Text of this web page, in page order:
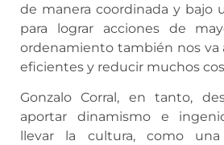
de manera coordinada y bajo
para lograr acciones de
ordenamiento también nos va
eficientes y reducir muchos
Gonzalo Corral, en tanto,
aportar dinamismo e
llevar la cultura, como